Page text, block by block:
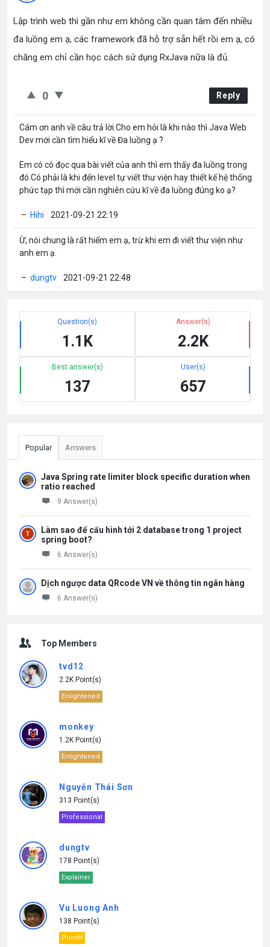
Lập trình web thì gần như em không cần quan tâm đến nhiều
đa luồng em ạ, các framework đã hỗ trợ sẵn hết rồi em ạ, có
chăng em chỉ cần học cách sử dụng RxJava nữa là đủ.
0 Reply
Cám ơn anh về câu trả lời.Cho em hỏi là khi nào thì Java Web
Dev mới cần tìm hiểu kĩ về Đa luồng ạ ?
Em có có đọc qua bài viết của anh thì em thấy đa luồng trong
đó.Có phải là khi đến level tự viết thư viện hay thiết kế hệ thống
phức tạp thì mới cần nghiên cứu kĩ về đa luồng đúng ko ạ?
– Hihi 2021-09-21 22:19
Ừ, nói chung là rất hiếm em ạ, trừ khi em đi viết thư viện như
anh em ạ.
– dungtv 2021-09-21 22:48
Question(s)
1.1K
Answer(s)
2.2K
Best answer(s)
137
User(s)
657
Popular Answers
Java Spring rate limiter block specific duration when
ratio reached
9 Answer(s)
Làm sao để cấu hình tới 2 database trong 1 project
spring boot?
6 Answer(s)
Dịch ngược data QRcode VN về thông tin ngân hàng
6 Answer(s)
Top Members
tvd12
2.2K Point(s)
Enlightened
monkey
1.2K Point(s)
Enlightened
Nguyễn Thái Sơn
313 Point(s)
Professional
dungtv
178 Point(s)
Explainer
Vu Luong Anh
138 Point(s)
Pundit